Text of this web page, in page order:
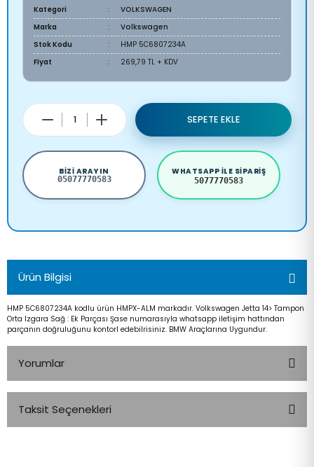
Kategori
VOLKSWAGEN
Marka
Volkswagen
Stok Kodu
HMP 5C6807234A
Fiyat
269,79 TL + KDV
SEPETE EKLE
BIZI ARAYIN
05077770583
WHATSAPP ILE SIPARIŞ
5077770583
Ürün Bilgisi
HMP 5C6807234A kodlu ürün HMPX-ALM markadır. Volkswagen Jetta 14> Tampon
Orta Izgara Sağ : Ek Parçası Şase numarasıyla whatsapp iletişim hattından
parçanın doğruluğunu kontorl edebilrisiniz. BMW Araçlarına Uygundur.
Yorumlar
Taksit Seçenekleri